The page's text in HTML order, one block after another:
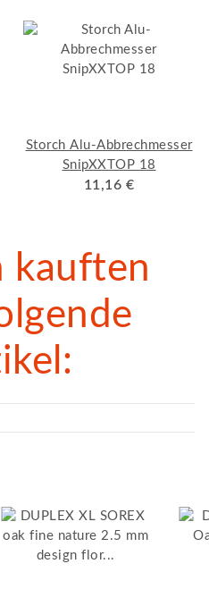
Storch Alu-Abbrechmesser
SnipXXTOP 18
11,16 €
kauften